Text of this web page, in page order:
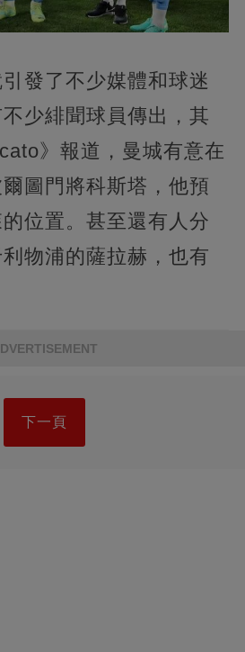
發了不少媒體和球迷
少緋聞球員傳出，其
》報道，曼城有意在
圖門將科斯塔，他預
位置。甚至還有人分
物浦的薩拉赫，也有
下一頁